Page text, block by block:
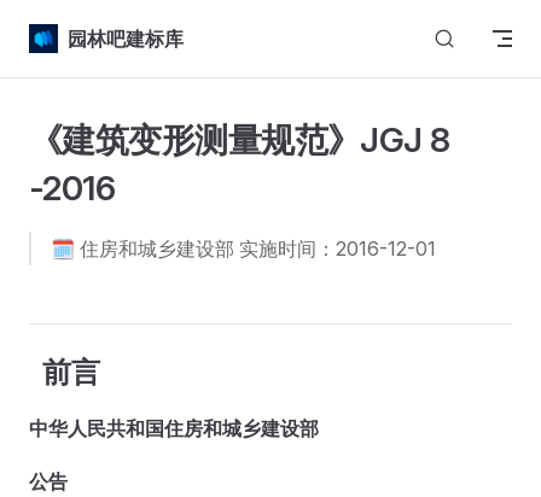
Skip to content
园林吧建标库
《建筑变形测量规范》JGJ 8
-2016
🗓️ 住房和城乡建设部 实施时间：2016-12-01
前言
中华人民共和国住房和城乡建设部
公告